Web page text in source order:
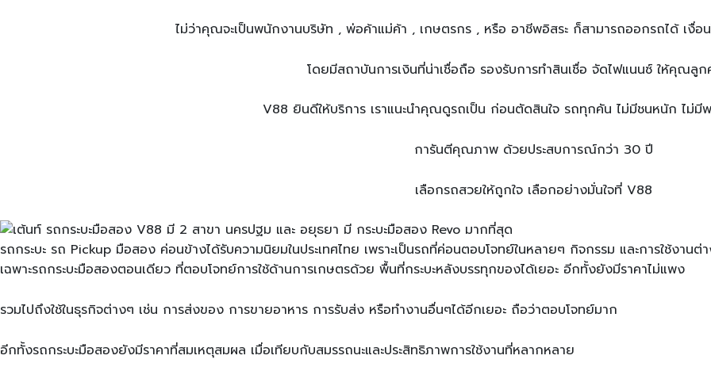
ไม่ว่าคุณจะเป็นพนักงานบริษัท , พ่อค้าแม่ค้า , เกษตรกร , หรือ อาชีพอิสระ ก็สามารถออกรถได้ เงื่อ
โดยมีสถาบันการเงินที่น่าเชื่อถือ รองรับการทำสินเชื่อ จัดไฟแนนซ์ ให้คุณลู
V88 ยินดีให้บริการ เราแนะนำคุณดูรถเป็น ก่อนตัดสินใจ รถทุกคัน ไม่มีชนหนัก ไม่มี
การันตีคุณภาพ ด้วยประสบการณ์กว่า 30 ปี
เลือกรถสวยให้ถูกใจ เลือกอย่างมั่นใจที่ V88
รถกระบะ รถ Pickup มือสอง ค่อนข้างได้รับความนิยมในประเทศไทย เพราะเป็นรถที่ค่อนตอบโจทย์ในหลายๆ กิจกรรม และการใช้งาน
เฉพาะรถกระบะมือสองตอนเดียว ที่ตอบโจทย์การใช้ด้านการเกษตรด้วย พื้นที่กระบะหลังบรรทุกของได้เยอะ อีกทั้งยังมีราคาไม่แพง
รวมไปถึงใช้ในธุรกิจต่างๆ เช่น การส่งของ การขายอาหาร การรับส่ง หรือทำงานอื่นๆได้อีกเยอะ ถือว่าตอบโจทย์มาก
อีกทั้งรถกระบะมือสองยังมีราคาที่สมเหตุสมผล เมื่อเทียบกับสมรรถนะและประสิทธิภาพการใช้งานที่หลากหลาย